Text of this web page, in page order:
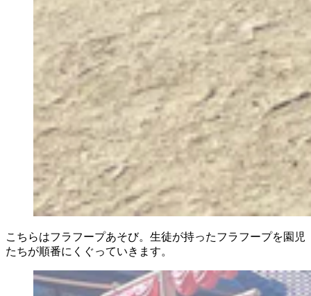
こちらはフラフープあそび。生徒が持ったフラフープを園児
たちが順番にくぐっていきます。